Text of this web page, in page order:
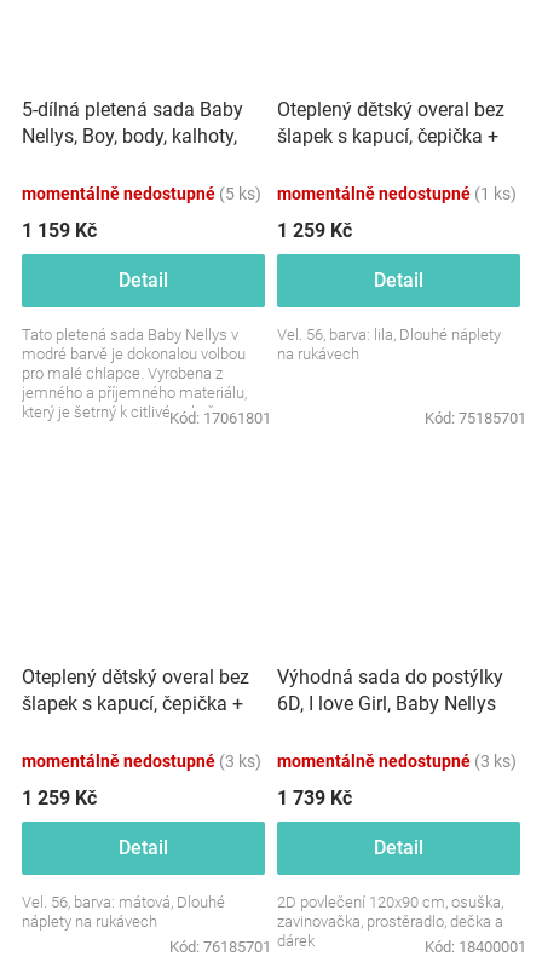
5-dílná pletená sada Baby
Nellys, Boy, body, kalhoty,
modrá
momentálně nedostupné (5 ks)
1 159 Kč
Detail
Tato pletená sada Baby Nellys v
modré barvě je dokonalou volbou
pro malé chlapce. Vyrobena z
jemného a příjemného materiálu,
který je šetrný k citlivé pokožce
Kód: 17061801
Oteplený dětský overal bez
šlapek s kapucí, čepička +
momentálně nedostupné (1 ks)
1 259 Kč
Detail
Vel. 56, barva: lila, Dlouhé náplety
na rukávech
Kód: 75185701
Oteplený dětský overal bez
šlapek s kapucí, čepička +
momentálně nedostupné (3 ks)
1 259 Kč
Detail
Vel. 56, barva: mátová, Dlouhé
náplety na rukávech
Kód: 76185701
Výhodná sada do postýlky
6D, I love Girl, Baby Nellys
momentálně nedostupné (3 ks)
1 739 Kč
Detail
2D povlečení 120x90 cm, osuška,
zavinovačka, prostěradlo, dečka a
dárek
Kód: 18400001